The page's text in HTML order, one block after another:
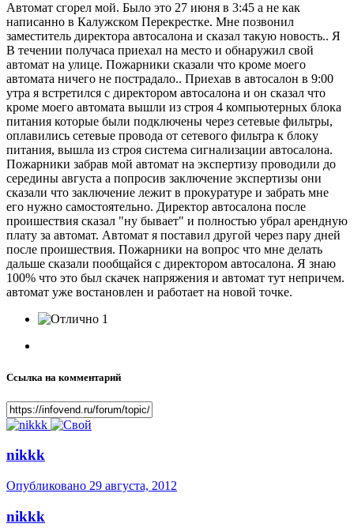
Автомат сгорел мой. Было это 27 июня в 3:45 а не как
написанно в Калужском Перекрестке. Мне позвонил
заместитель директора автосалона и сказал такую новость.. Я
В течении получаса приехал на место и обнаружил свой
автомат на улице. Пожарники сказали что кроме моего
автомата ничего не пострадало.. Приехав в автосалон в 9:00
утра я встретился с директором автосалона и он сказал что
кроме моего автомата вышли из строя 4 компьютерных блока
питания которые были подключены через сетевые фильтры,
оплавились сетевые провода от сетевого фильтра к блоку
питания, вышла из строя система сигнализации автосалона.
Пожарники забрав мой автомат на экспертизу проводили до
середины августа а попросив заключение экспертизы они
сказали что заключение лежит в прокуратуре и забрать мне
его нужно самостоятельно. Директор автосалона после
проишествия сказал "ну бывает" и полностью убрал арендную
плату за автомат. Автомат я поставил другой через пару дней
после проишествия. Пожарники на вопрос что мне делать
дальше сказали пообщайся с директором автосалона. Я знаю
100% что это был скачек напряжения и автомат тут непричем.
автомат уже востановлен и работает на новой точке.
1
Ссылка на комментарий
nikkk
Опубликовано 29 августа, 2012
nikkk